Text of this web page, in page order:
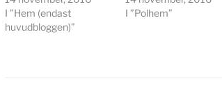
I ”Hem (endast
huvudbloggen)”
I ”Polhem”